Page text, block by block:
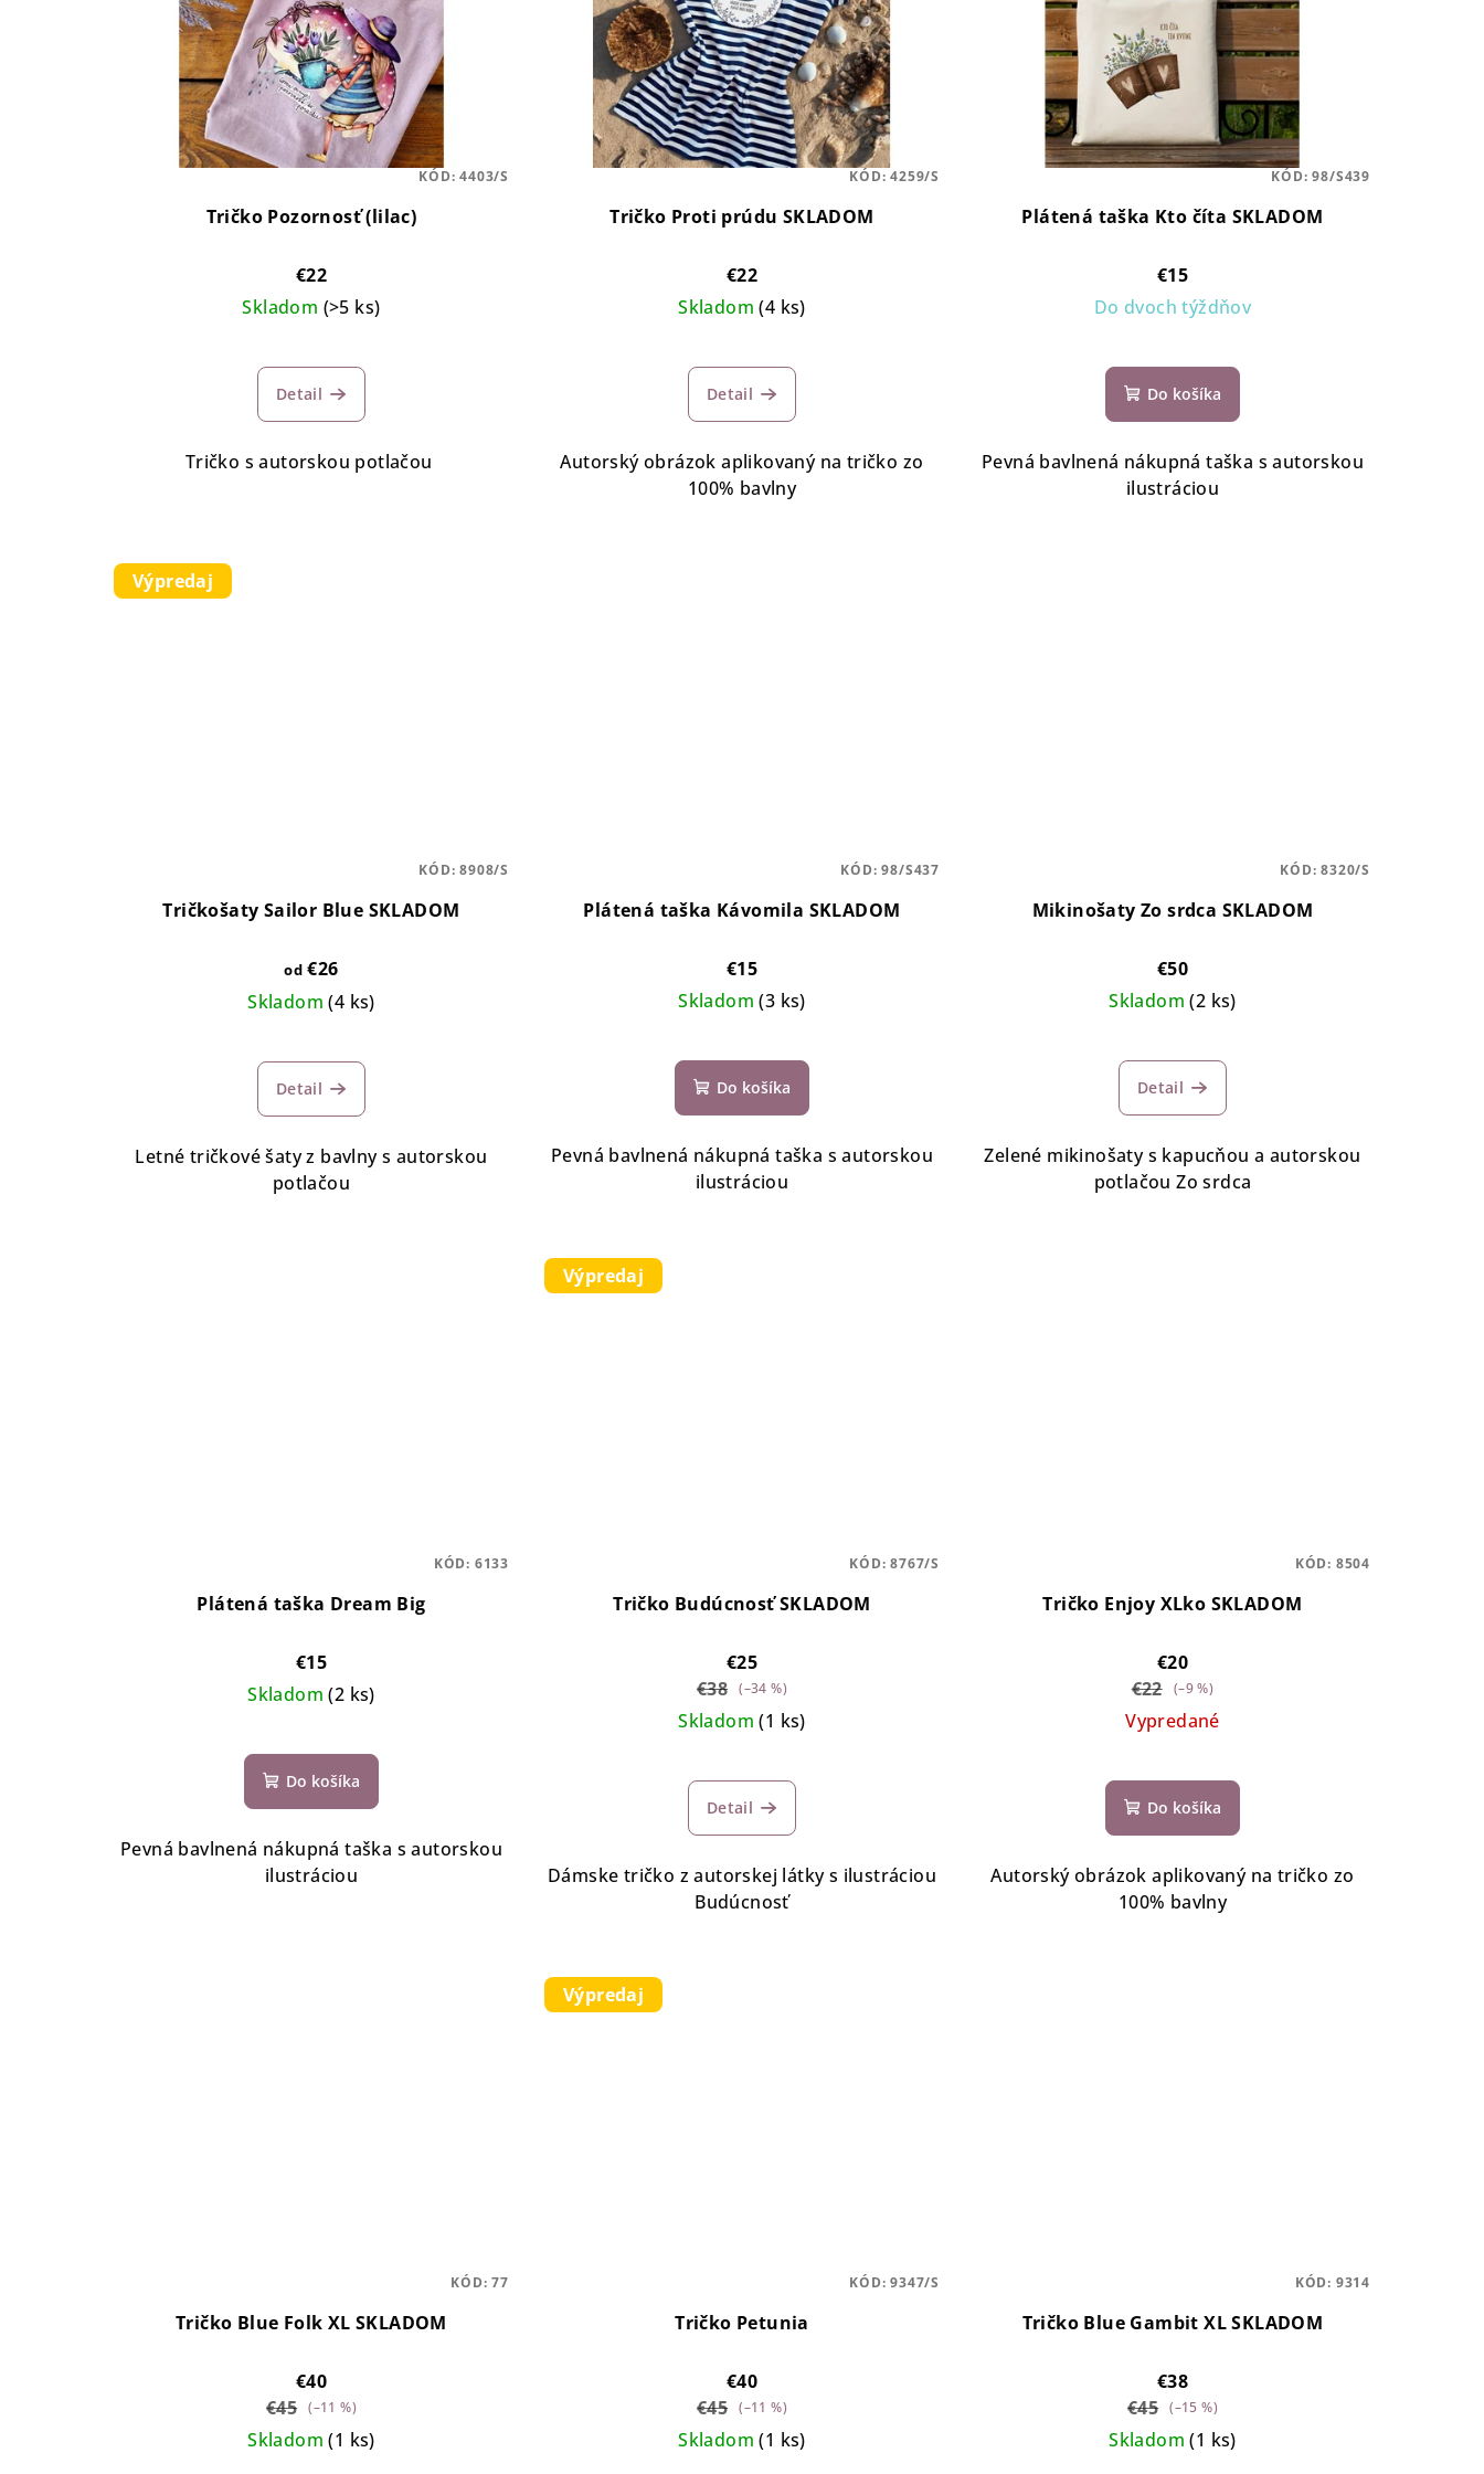
Tričko Pozornosť (lilac)
€22
Skladom (>5 ks)
Detail
Tričko s autorskou potlačou
KÓD:4403/S
Tričko Proti prúdu SKLADOM
€22
Skladom(4 ks)
Detail
Autorský obrázok aplikovaný na tričko zo
100% bavlny
KÓD:4259/S
Plátená taška Kto číta SKLADOM
€15
Do dvoch týždňov
Do košíka
Pevná bavlnená nákupná taška s autorskou
ilustráciou
KÓD:98/S439
Výpredaj
Tričkošaty Sailor Blue SKLADOM
od €26
Skladom(4 ks)
Detail
Letné tričkové šaty z bavlny s autorskou
potlačou
KÓD:8908/S
Plátená taška Kávomila SKLADOM
€15
Skladom(3 ks)
Do košíka
Pevná bavlnená nákupná taška s autorskou
ilustráciou
KÓD:98/S437
Mikinošaty Zo srdca SKLADOM
€50
Skladom(2 ks)
Detail
Zelené mikinošaty s kapucňou a autorskou
potlačou Zo srdca
KÓD:8320/S
Plátená taška Dream Big
€15
Skladom(2 ks)
Do košíka
Pevná bavlnená nákupná taška s autorskou
ilustráciou
KÓD: 6133
Výpredaj
Tričko Budúcnosť SKLADOM
€25
€38 (–34 %)
Skladom(1 ks)
Detail
Dámske tričko z autorskej látky s ilustráciou
Budúcnosť
KÓD:8767/S
Tričko Enjoy XLko SKLADOM
€20
€22 (–9 %)
Vypredané
Do košíka
Autorský obrázok aplikovaný na tričko zo
100% bavlny
KÓD: 8504
Tričko Blue Folk XL SKLADOM
€40
€45 (–11 %)
Skladom(1 ks)
KÓD:77
Výpredaj
Tričko Petunia
€40
€45 (–11 %)
Skladom(1 ks)
KÓD:9347/S
Tričko Blue Gambit XL SKLADOM
€38
€45 (–15 %)
Skladom(1 ks)
KÓD: 9314